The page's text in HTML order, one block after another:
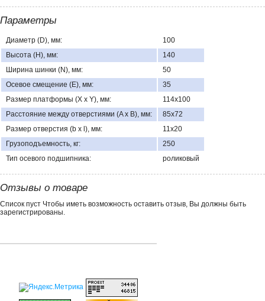
Параметры
Диаметр (D), мм:
100
Высота (H), мм:
140
Ширина шинки (N), мм:
50
Осевое смещение (E), мм:
35
Размер платформы (X x Y), мм:
114x100
Расстояние между отверстиями (A x B), мм:
85x72
Размер отверстия (b x l), мм:
11x20
Грузоподъемность, кг:
250
Тип осевого подшипника:
роликовый
Отзывы о товаре
Список пуст Чтобы иметь возможность оставить отзыв, Вы должны быть
зарегистрированы.